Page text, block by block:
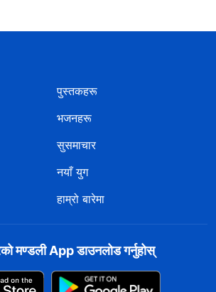
पुस्तकहरू
भजनहरू
सुसमाचार
नयाँ युग
हाम्रो बारेमा
मण्डली App डाउनलोड गर्नुहोस्